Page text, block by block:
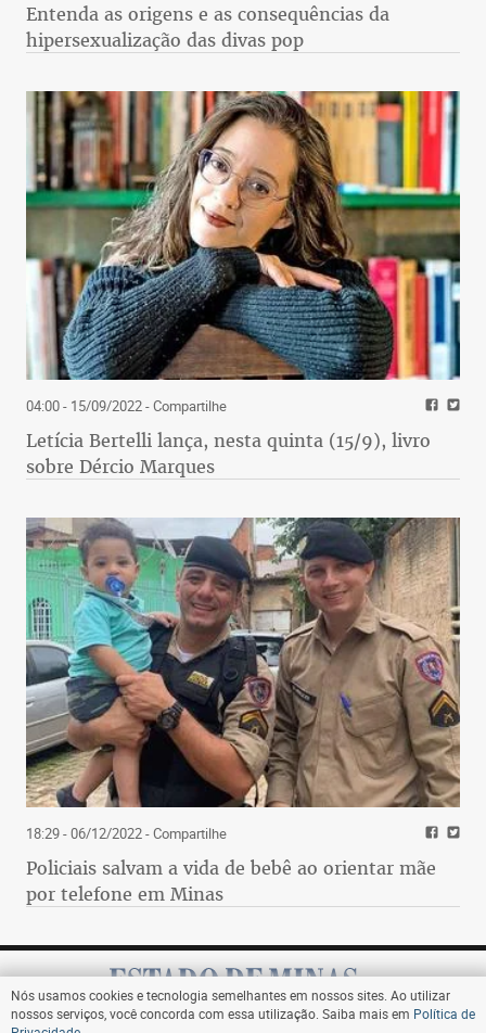
Entenda as origens e as consequências da
hipersexualização das divas pop
04:00 - 15/09/2022- Compartilhe
Letícia Bertelli lança, nesta quinta (15/9), livro
sobre Dércio Marques
18:29 - 06/12/2022- Compartilhe
Policiais salvam a vida de bebê ao orientar mãe
por telefone em Minas
Nós usamos cookies e tecnologia semelhantes em nossos sites. Ao utilizar
nossos serviços, você concorda com essa utilização. Saiba mais em Política de